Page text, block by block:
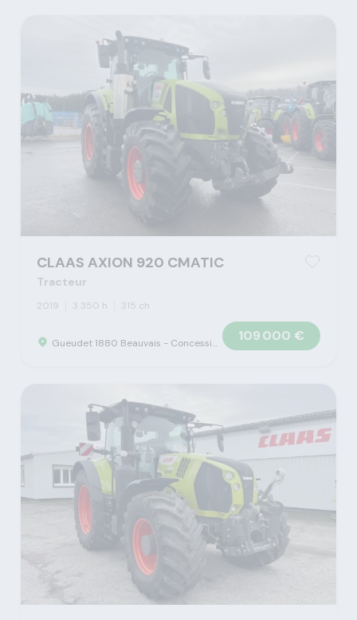
CLAAS AXION 920 CMATIC
Tracteur
2019 3 350 h 315 ch
Gueudet 1880 Beauvais - Concession Claas 109 000 €